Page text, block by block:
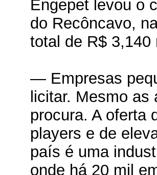
Engepet levou o
do Recôncavo,
total de R$ 3,140
— Empresas
licitar. Mesmo
procura. A oferta
players e de
país é uma
onde há 20 mil